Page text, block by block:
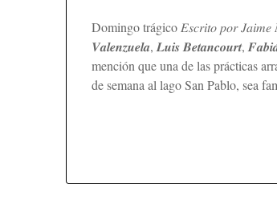
Domingo trágico 𝐸𝑠𝑐𝑟𝑖𝑡𝑜 𝑝𝑜𝑟
𝑽𝒂𝒍𝒆𝒏𝒛𝒖𝒆𝒍𝒂, 𝑳𝒖𝒊𝒔 𝑩𝒆𝒕𝒂𝒏𝒄𝒐𝒖𝒓𝒕,
mención que una de las prácticas
de semana al lago San Pablo, sea